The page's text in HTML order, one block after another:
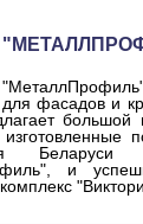
фасадов и
большой
и